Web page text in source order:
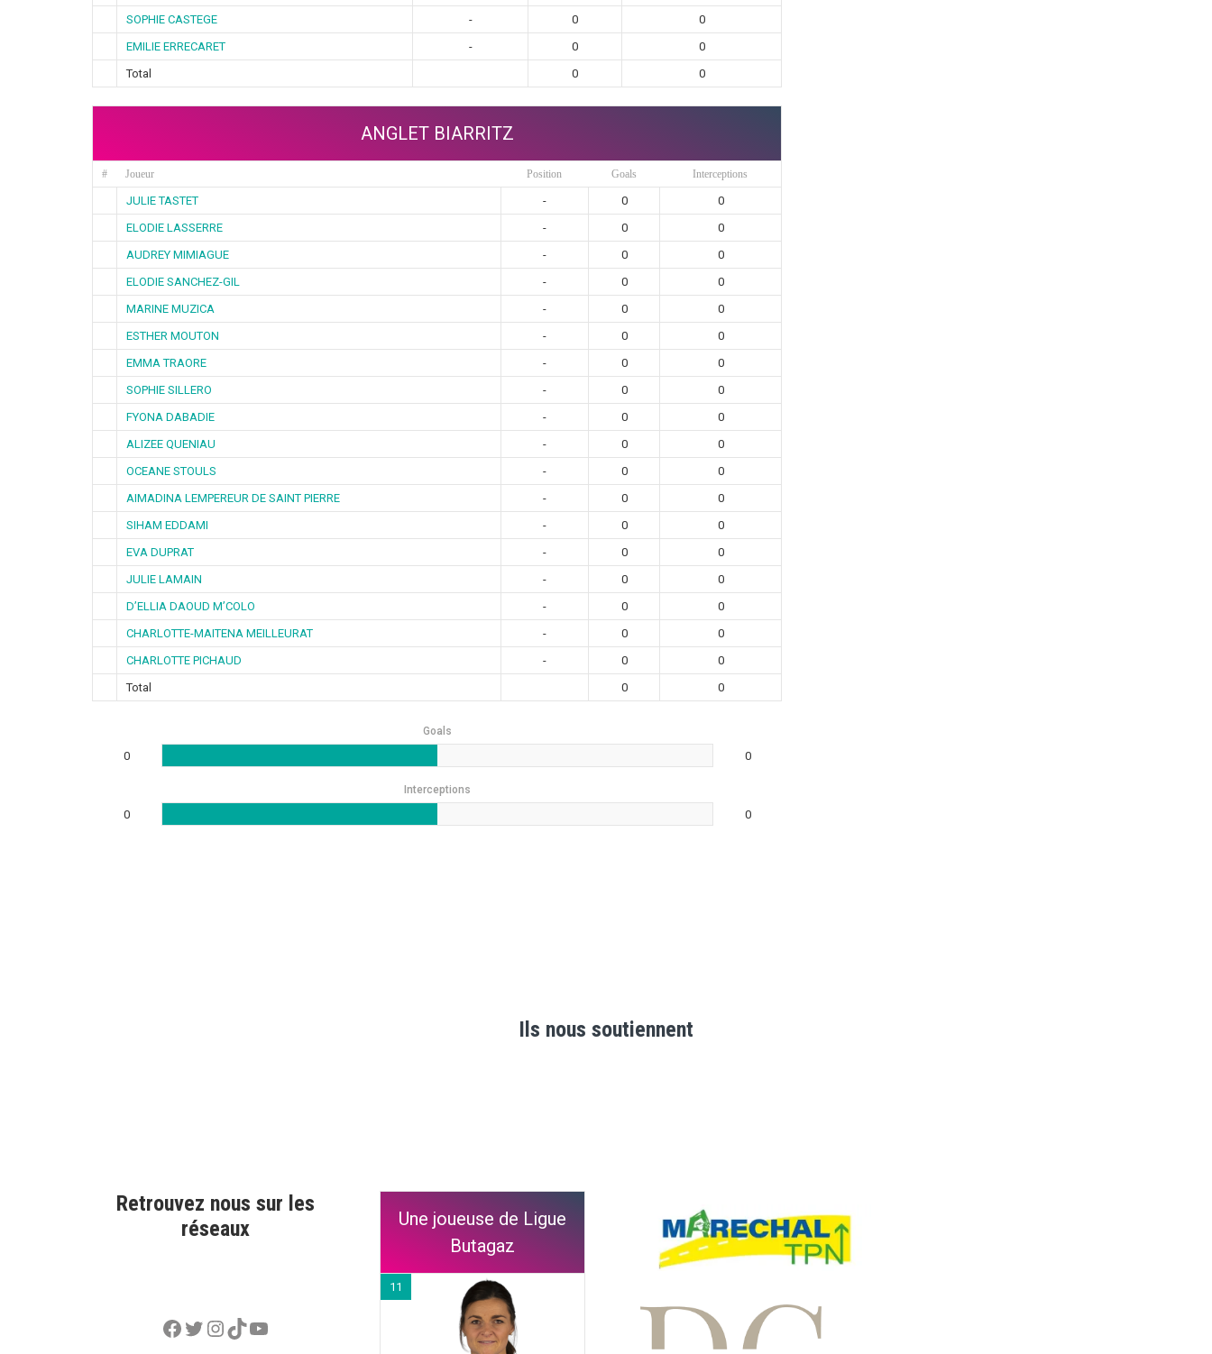
SOPHIE CASTEGE
- 0
0
EMILIE ERRECARET
- 0
0
Total
0 0
ANGLET BIARRITZ
# Joueur Position Goals Interceptions
JULIE TASTET - 0
0
ELODIE LASSERRE
- 0
0
AUDREY MIMIAGUE
- 0
0
ELODIE SANCHEZ-GIL
- 0
0
MARINE MUZICA
- 0
0
ESTHER MOUTON
- 0
0
EMMA TRAORE
- 0
0
SOPHIE SILLERO
- 0
0
FYONA DABADIE
- 0
0
ALIZEE QUENIAU
- 0
0
OCEANE STOULS
- 0
0
AIMADINA LEMPEREUR DE SAINT PIERRE
- 0
0
SIHAM EDDAMI
- 0
0
EVA DUPRAT
- 0
0
JULIE LAMAIN
- 0
0
D’ELLIA DAOUD M’COLO
- 0
0
CHARLOTTE-MAITENA MEILLEURAT
- 0
0
CHARLOTTE PICHAUD
- 0
0
Total
0 0
Goals
0 0
Interceptions
0 0
Ils nous soutiennent
Retrouvez nous sur les
réseaux
Facebook
Twitter
Instagram
TikTok
YouTube
Une joueuse de Ligue
Butagaz
11